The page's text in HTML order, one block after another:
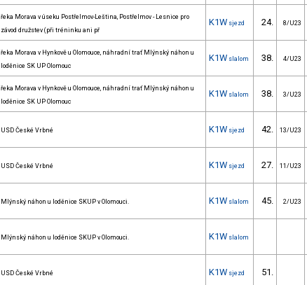
řeka Morava v úseku Postřelmov-Leština, Postřelmov - Lesnice pro
závod družstev (při tréninku ani př
K1W sjezd 24. 8/U23
řeka Morava v Hynkově u Olomouce, náhradní trať Mlýnský náhon u
loděnice SK UP Olomouc
K1W slalom 38. 4/U23
řeka Morava v Hynkově u Olomouce, náhradní trať Mlýnský náhon u
loděnice SK UP Olomouc
K1W slalom 38. 3/U23
USD České Vrbné K1W sjezd 42. 13/U23
USD České Vrbné K1W sjezd 27. 11/U23
Mlýnský náhon u loděnice SKUP v Olomouci. K1W slalom 45. 2/U23
Mlýnský náhon u loděnice SKUP v Olomouci. K1W slalom
USD České Vrbné K1W sjezd 51.